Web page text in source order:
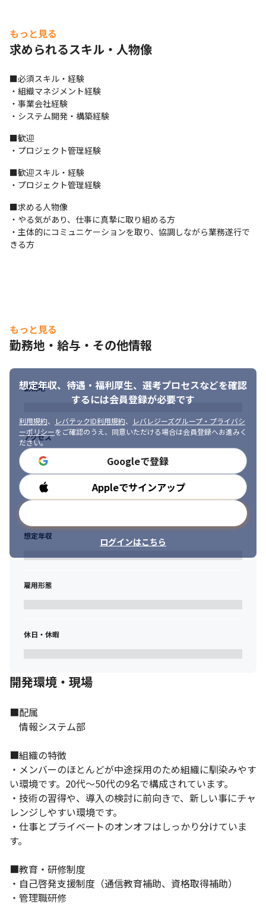
もっと見る
求められるスキル・人物像
■必須スキル・経験
・組織マネジメント経験
・事業会社経験
・システム開発・構築経験
■歓迎
・プロジェクト管理経験
■歓迎スキル・経験
・プロジェクト管理経験
■求める人物像
・やる気があり、仕事に真摯に取り組める方
・主体的にコミュニケーションを取り、協調しながら業務遂⾏で
きる⽅
もっと見る
勤務地・給与・その他情報
想定年収、待遇・福利厚生、 選考プロセスなどを確認
するには会員登録が必要です
利用規約、 レバテックID利用規約、
レバレジーズグループ・プライバシ
ーポリシーをご確認のうえ、同意いただける場合は会員登録へお進みく
ださい。
Googleで登録
Appleでサインアップ
ログインはこちら
勤務地
アクセス
勤務時間
想定年収
雇用形態
休日・休暇
開発環境・現場
■配属
情報システム部
■組織の特徴
・メンバーのほとんどが中途採用のため組織に馴染みやす
い環境です。20代～50代の9名で構成されています。
・技術の習得や、導入の検討に前向きで、新しい事にチャ
レンジしやすい環境です。
・仕事とプライベートのオンオフはしっかり分けていま
す。
■教育・研修制度
・自己啓発支援制度（通信教育補助、資格取得補助）
・管理職研修